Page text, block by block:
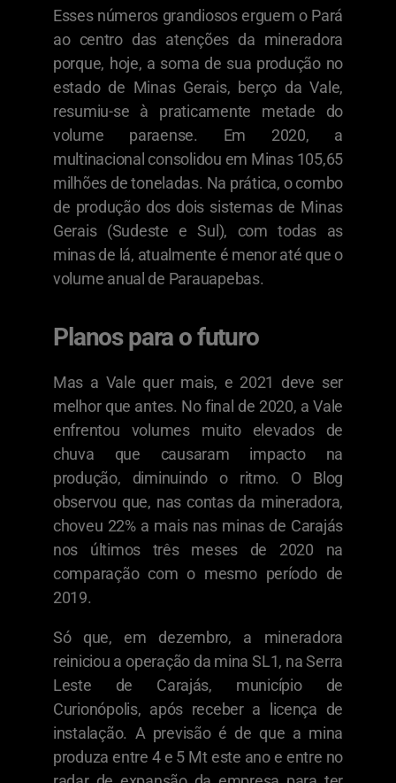
Esses números grandiosos erguem o Pará
ao centro das atenções da mineradora
porque, hoje, a soma de sua produção no
estado de Minas Gerais, berço da Vale,
resumiu-se à praticamente metade do
volume paraense. Em 2020, a
multinacional consolidou em Minas 105,65
milhões de toneladas. Na prática, o combo
de produção dos dois sistemas de Minas
Gerais (Sudeste e Sul), com todas as
minas de lá, atualmente é menor até que o
volume anual de Parauapebas.
Planos para o futuro
Mas a Vale quer mais, e 2021 deve ser
melhor que antes. No final de 2020, a Vale
enfrentou volumes muito elevados de
chuva que causaram impacto na
produção, diminuindo o ritmo. O Blog
observou que, nas contas da mineradora,
choveu 22% a mais nas minas de Carajás
nos últimos três meses de 2020 na
comparação com o mesmo período de
2019.
Só que, em dezembro, a mineradora
reiniciou a operação da mina SL1, na Serra
Leste de Carajás, município de
Curionópolis, após receber a licença de
instalação. A previsão é de que a mina
produza entre 4 e 5 Mt este ano e entre no